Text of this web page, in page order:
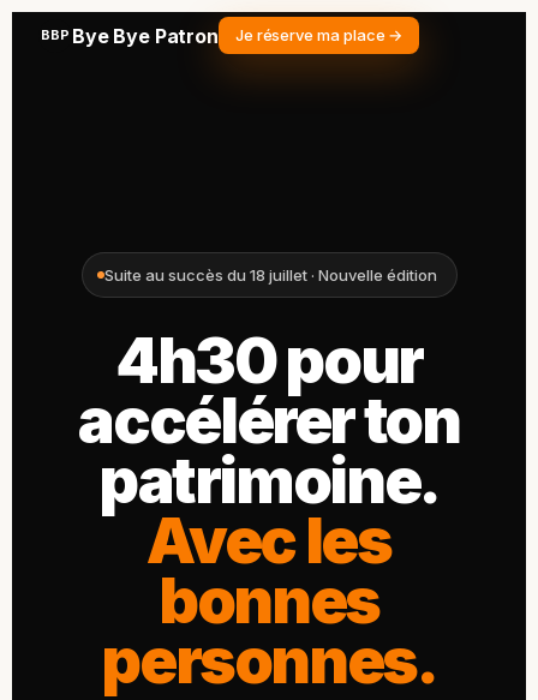
BBP Bye Bye Patron Je réserve ma place →
Suite au succès du 18 juillet · Nouvelle édition
4h30 pour
accélérer ton
patrimoine.
Avec les
bonnes
personnes.